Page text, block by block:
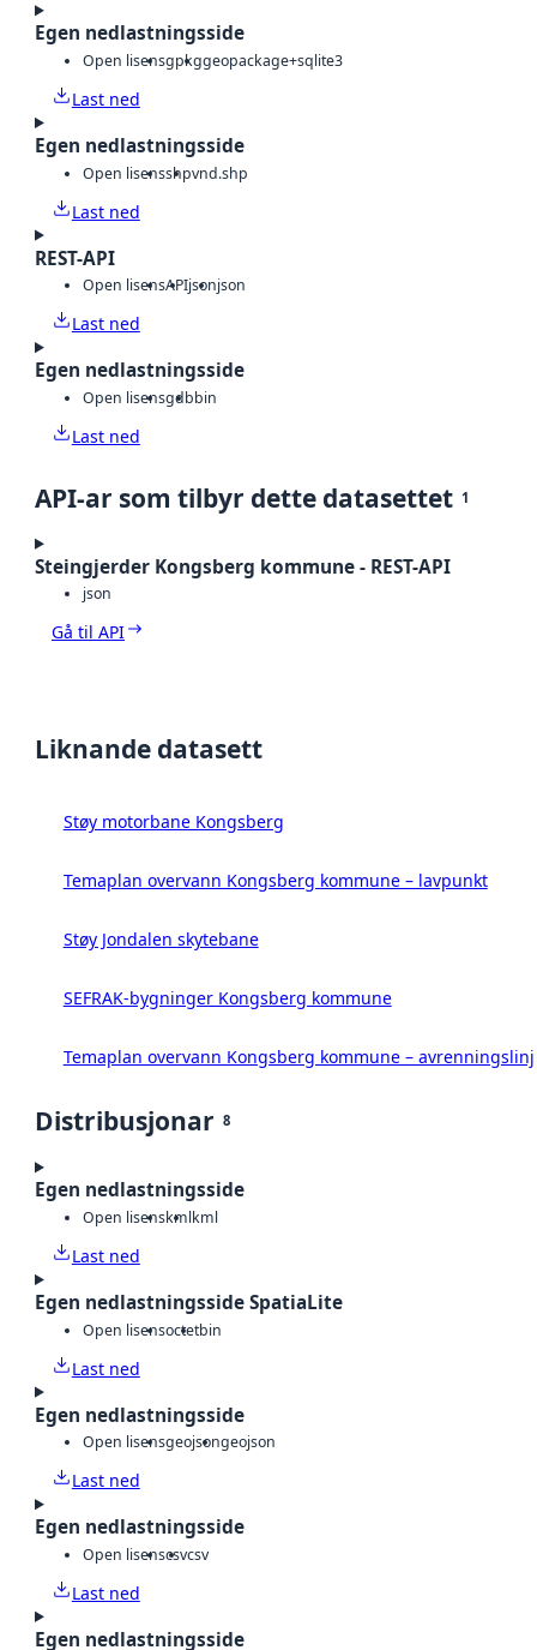
Egen nedlastningsside
Open lisensgpkggeopackage+sqlite3
Last ned
Egen nedlastningsside
Open lisensshpvnd.shp
Last ned
REST-API
Open lisensAPIjsonjson
Last ned
Egen nedlastningsside
Open lisensgdbbin
Last ned
API-ar som tilbyr dette datasettet 1
Steingjerder Kongsberg kommune - REST-API
json
Gå til API
Liknande datasett
Støy motorbane Kongsberg
Temaplan overvann Kongsberg kommune – lavpunkt
Støy Jondalen skytebane
SEFRAK-bygninger Kongsberg kommune
Temaplan overvann Kongsberg kommune –
Distribusjonar 8
Egen nedlastningsside
Open lisenskmlkml
Last ned
Egen nedlastningsside SpatiaLite
Open lisensoctetbin
Last ned
Egen nedlastningsside
Open lisensgeojsongeojson
Last ned
Egen nedlastningsside
Open lisenscsvcsv
Last ned
Egen nedlastningsside